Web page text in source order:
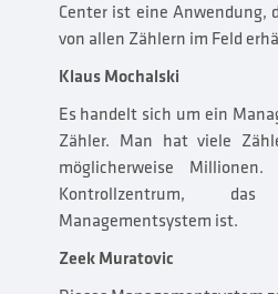
Center ist eine Anwendung,
von allen Zählern im Feld
Klaus Mochalski
Es handelt sich um ein
Zähler. Man hat viele
möglicherweise
Kontrollzentrum,
Managementsystem ist.
Zeek Muratovic